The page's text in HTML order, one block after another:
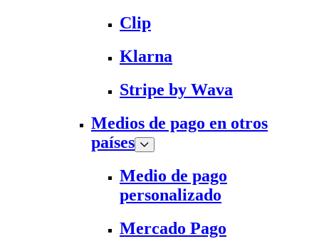
Clip
Klarna
Stripe by Wava
Medios de pago en otros
países
Medio de pago
personalizado
Mercado Pago